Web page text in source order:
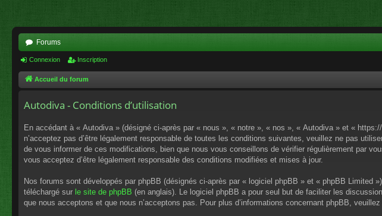
Forums
Connexion Inscription
Accueil du forum
Autodiva - Conditions d’utilisation
En accédant à « Autodiva » (désigné ci-après par « nous », « notre », « nos », « Autodiva » et «
n’acceptez pas d’être légalement responsable de toutes les conditions suivantes, veuillez ne pas
de vous informer de ces modifications, bien que nous vous conseillons de vérifier régulièrement par
vous acceptez d’être légalement responsable des conditions modifiées et mises à jour.
Nos forums sont développés par phpBB (désignés ci-après par « logiciel phpBB » et « phpBB Limited
téléchargé sur le site de phpBB (en anglais). Le logiciel phpBB a pour seul but de faciliter les
que nous acceptons et que nous n’acceptons pas. Pour plus d’informations concernant phpBB,